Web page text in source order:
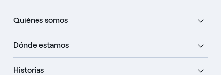
Quiénes somos
Dónde estamos
Historias